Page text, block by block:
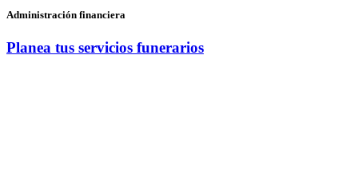
Administración financiera
Planea tus servicios funerarios